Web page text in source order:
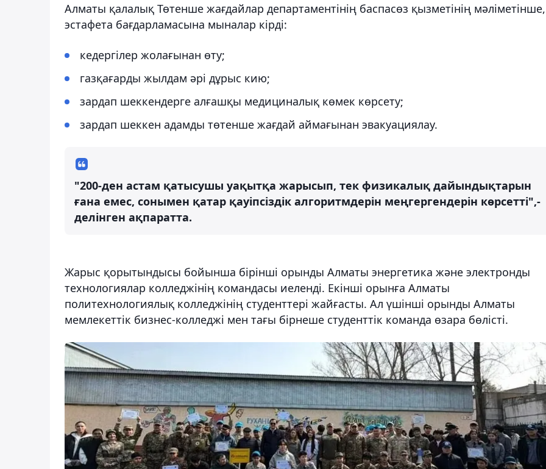
Алматы қалалық Төтенше жағдайлар департаментінің баспасөз қызметінің мәліметінше,
эстафета бағдарламасына мыналар кірді:
кедергілер жолағынан өту;
газқағарды жылдам әрі дұрыс кию;
зардап шеккендерге алғашқы медициналық көмек көрсету;
зардап шеккен адамды төтенше жағдай аймағынан эвакуациялау.
"200-ден астам қатысушы уақытқа жарысып, тек физикалық дайындықтарын
ғана емес, сонымен қатар қауіпсіздік алгоритмдерін меңгергендерін көрсетті",-
делінген ақпаратта.
Жарыс қорытындысы бойынша бірінші орынды Алматы энергетика және электронды
технологиялар колледжінің командасы иеленді. Екінші орынға Алматы
политехнологиялық колледжінің студенттері жайғасты. Ал үшінші орынды Алматы
мемлекеттік бизнес-колледжі мен тағы бірнеше студенттік команда өзара бөлісті.